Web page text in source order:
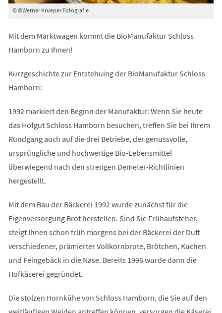
© ©Werner Krueper Fotografie
Mit dem Marktwagen kommt die BioManufaktur Schloss
Hamborn zu Ihnen!
Kurzgeschichte zur Entstehuing der BioManufaktur Schloss
Hamborn:
1992 markiert den Beginn der Manufaktur: Wenn Sie heute
das Hofgut Schloss Hamborn besuchen, treffen Sie bei Ihrem
Rundgang auch auf die drei Betriebe, der genussvolle,
ursprüngliche und hochwertige Bio-Lebensmittel
überwiegend nach den strengen Demeter-Richtlinien
hergestellt.
Mit dem Bau der Bäckerei 1992 wurde zunächst für die
Eigenversorgung Brot herstellen. Sind Sie Frühaufsteher,
steigt Ihnen schon früh morgens bei der Bäckerei der Duft
verschiedener, prämierter Vollkornbrote, Brötchen, Kuchen
und Feingebäck in die Nase. Bereits 1996 wurde dann die
Hofkäserei gegründet.
Die stolzen Hornkühe von Schloss Hamborn, die Sie auf den